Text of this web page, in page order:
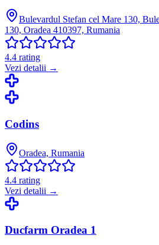
Bulevardul Stefan cel Mare 130,
130, Oradea 410397, Rumania
4.4 rating
Vezi detalii →
Codins
Oradea, Rumania
4.4 rating
Vezi detalii →
Ducfarm Oradea 1